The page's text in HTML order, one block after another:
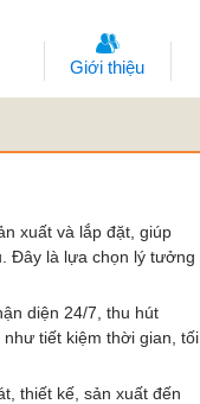
Giới thiệu
xuất và lắp đặt, giúp
Đây là lựa chọn lý tưởng
diện 24/7, thu hút
tiết kiệm thời gian, tối
thiết kế, sản xuất đến